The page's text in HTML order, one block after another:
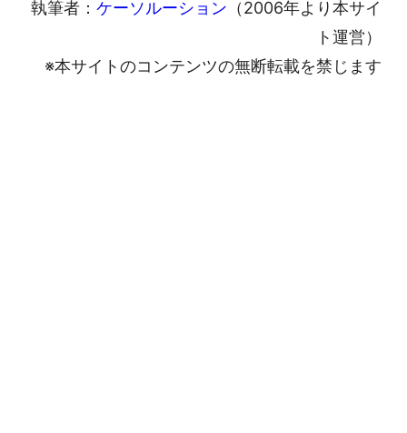
執筆者： ケーソルーション （2006年より本サイ
ト運営）
※本サイトのコンテンツの無断転載を禁じます